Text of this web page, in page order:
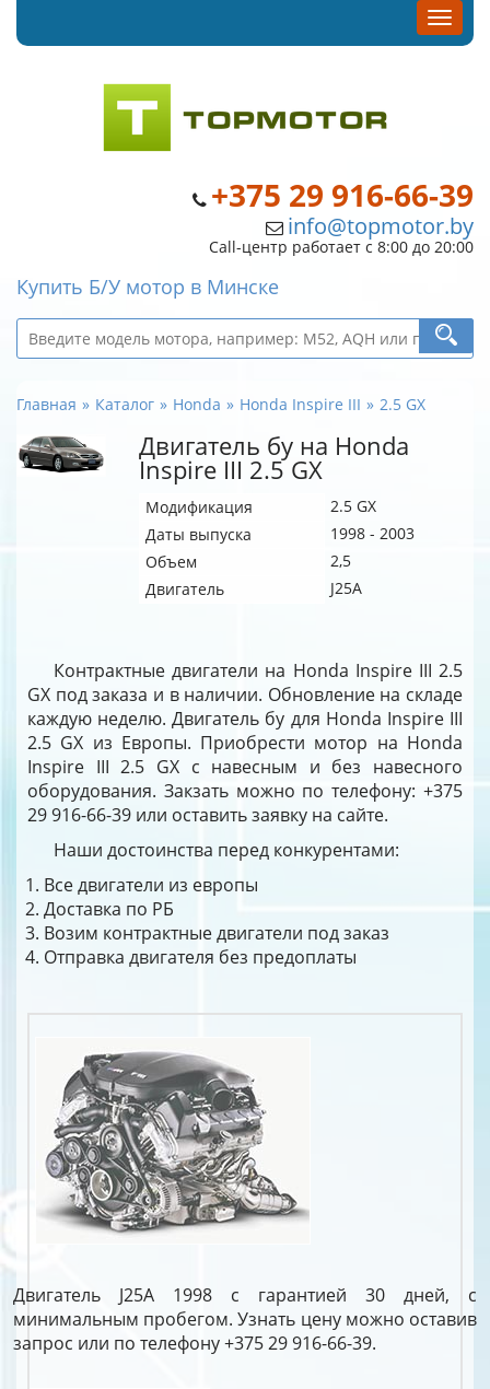
+375 29 916-66-39
info@topmotor.by
Call-центр работает с 8:00 до 20:00
Купить Б/У мотор в Минске
Главная Каталог Honda Honda Inspire III 2.5 GX
Двигатель бу на Honda
Inspire III 2.5 GX
Модификация
2.5 GX
Даты выпуска
1998 - 2003
Объем
2,5
Двигатель
J25A
Контрактные двигатели на Honda Inspire III 2.5
GX под заказа и в наличии. Обновление на складе
каждую неделю. Двигатель бу для Honda Inspire III
2.5 GX из Европы. Приобрести мотор на Honda
Inspire III 2.5 GX с навесным и без навесного
оборудования. Закзать можно по телефону: +375
29 916-66-39 или оставить заявку на сайте.
Наши достоинства перед конкурентами:
Все двигатели из европы
Доставка по РБ
Возим контрактные двигатели под заказ
Отправка двигателя без предоплаты
Двигатель J25A 1998 с гарантией 30 дней, с
минимальным пробегом. Узнать цену можно оставив
запрос или по телефону +375 29 916-66-39.